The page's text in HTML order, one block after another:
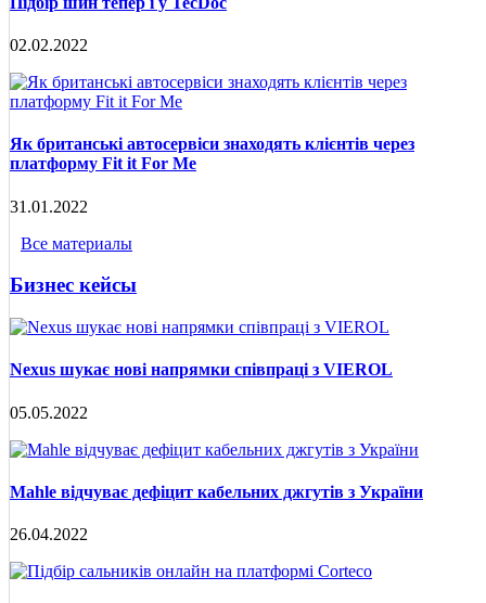
02.02.2022
Як британські автосервіси знаходять клієнтів через
платформу Fit it For Me
31.01.2022
Все материалы
Бизнес кейсы
Nexus шукає нові напрямки співпраці з VIEROL
05.05.2022
Mahle відчуває дефіцит кабельних джгутів з України
26.04.2022